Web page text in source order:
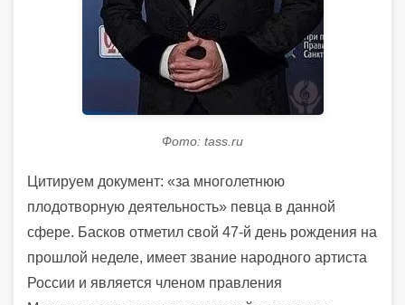
Фото: tass.ru
Цитируем документ: «за многолетнюю
плодотворную деятельность» певца в данной
сфере. Басков отметил свой 47-й день рождения на
прошлой неделе, имеет звание народного артиста
России и является членом правления